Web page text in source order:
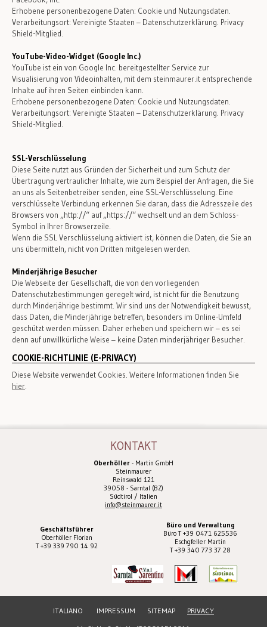
Erhobene personenbezogene Daten: Cookie und Nutzungsdaten.
Verarbeitungsort: Vereinigte Staaten – Datenschutzerklärung. Privacy
Shield-Mitglied.
YouTube-Video-Widget (Google Inc.)
YouTube ist ein von Google Inc. bereitgestellter Service zur
Visualisierung von Videoinhalten, mit dem steinmaurer.it entsprechende
Inhalte auf ihren Seiten einbinden kann.
Erhobene personenbezogene Daten: Cookie und Nutzungsdaten.
Verarbeitungsort: Vereinigte Staaten – Datenschutzerklärung. Privacy
Shield-Mitglied.
SSL-Verschlüsselung
Diese Seite nutzt aus Gründen der Sicherheit und zum Schutz der
Übertragung vertraulicher Inhalte, wie zum Beispiel der Anfragen, die Sie
an uns als Seitenbetreiber senden, eine SSL-Verschlüsselung. Eine
verschlüsselte Verbindung erkennen Sie daran, dass die Adresszeile des
Browsers von „http://“ auf „https://“ wechselt und an dem Schloss-
Symbol in Ihrer Browserzeile.
Wenn die SSL Verschlüsselung aktiviert ist, können die Daten, die Sie an
uns übermitteln, nicht von Dritten mitgelesen werden.
Minderjährige Besucher
Die Webseite der Gesellschaft, die von den vorliegenden
Datenschutzbestimmungen geregelt wird, ist nicht für die Benutzung
durch Minderjährige bestimmt. Wir sind uns der Notwendigkeit bewusst,
dass Daten, die Minderjährige betreffen, besonders im Online-Umfeld
geschützt werden müssen. Daher erheben und speichern wir – es sei
denn auf unwillkürliche Weise – keine Daten minderjähriger Besucher.
COOKIE-RICHTLINIE (E-PRIVACY)
Diese Website verwendet Cookies. Weitere Informationen finden Sie
hier
KONTAKT
Oberhöller - Martin GmbH
Steinmaurer
Reinswald 121
39058 - Sarntal (BZ)
Südtirol / Italien
info@steinmaurer.it
Geschäftsführer
Oberhöller Florian
T +39 339 790 14 92
Büro und Verwaltung
Büro T +39 0471 625536
Eschgfeller Martin
T +39 340 773 37 28
ITALIANO IMPRESSUM SITEMAP
PRIVACY